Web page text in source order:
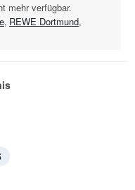
mehr verfügbar.
, REWE Dortmund,